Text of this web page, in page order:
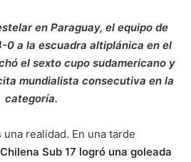
en Paraguay, el equipo de
0 a la escuadra altiplánica en el
el sexto cupo sudamericano y
mundialista consecutiva en la
categoría.
realidad. En una tarde
Sub 17 logró una goleada